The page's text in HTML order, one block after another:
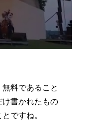
料であること
け書かれたもの
ですね。